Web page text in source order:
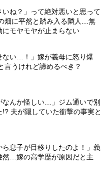
いね？」って絶対悪いと思って
畑に平然と踏み入る隣人…無
モヤモヤが止まらない
ない…！」嫁が義母に怒り爆
言うけれど諦めるべき？
なんか怪しい…」ジム通いで別
夫が隠していた衝撃の事実と
ら息子が目移りしたのよ！」義
然…嫁の高学歴が原因だと主